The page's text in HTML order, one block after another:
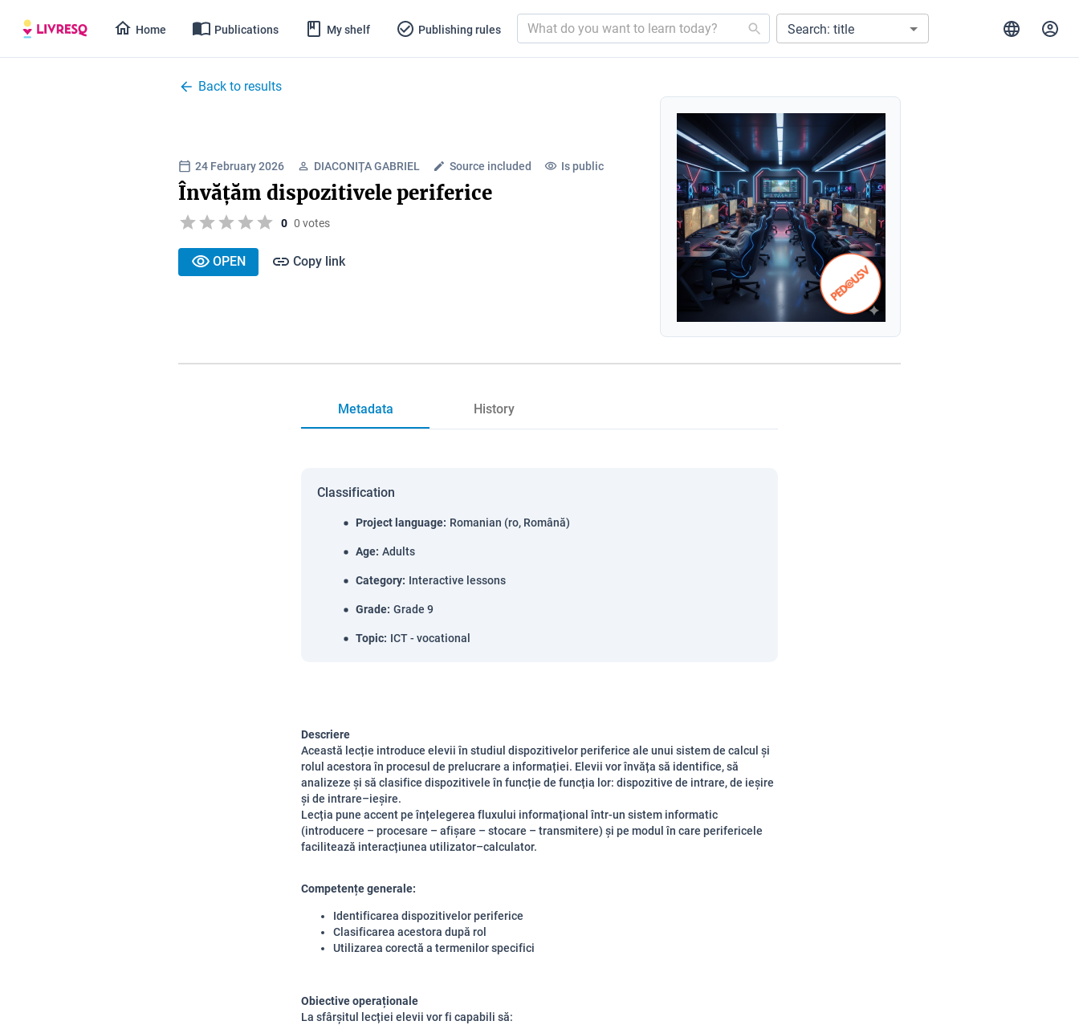
Home Publications My shelf Publishing rules Search: title
Back to results
24 February 2026 DIACONIȚA GABRIEL Source included Is public
Învățăm dispozitivele periferice
0 0 votes
OPEN Copy link
Metadata History
Classification
Project language: Romanian (ro, Română)
Age: Adults
Category: Interactive lessons
Grade: Grade 9
Topic: ICT - vocational
Descriere
Această lecție introduce elevii în studiul dispozitivelor periferice ale unui sistem de calcul și
rolul acestora în procesul de prelucrare a informației. Elevii vor învăța să identifice, să
analizeze și să clasifice dispozitivele în funcție de funcția lor: dispozitive de intrare, de ieșire
și de intrare–ieșire.
Lecția pune accent pe înțelegerea fluxului informațional într-un sistem informatic
(introducere – procesare – afișare – stocare – transmitere) și pe modul în care perifericele
facilitează interacțiunea utilizator–calculator.
Competențe generale:
Identificarea dispozitivelor periferice
Clasificarea acestora după rol
Utilizarea corectă a termenilor specifici
Obiective operaționale
La sfârșitul lecției elevii vor fi capabili să: